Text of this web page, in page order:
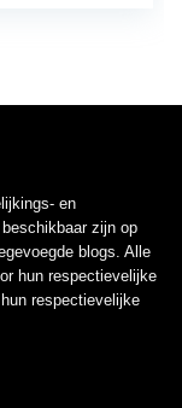
en
zijn op
blogs. Alle
hun respectievelijke
respectievelijke